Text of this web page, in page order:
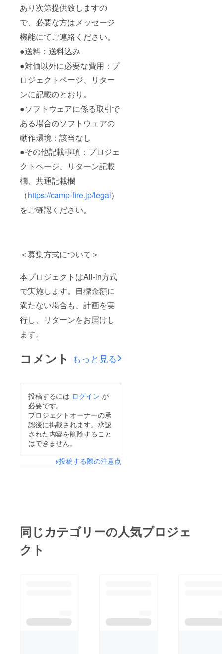
あり次第提供致しますの
で、必要な方はメッセージ
機能にてご連絡ください。
●送料：送料込み
●対価以外に必要な費用：プ
ロジェクトページ、リター
ンに記載のとおり。
●ソフトウェアに係る取引で
ある場合のソフトウェアの
動作環境：該当なし
●その他記載事項：プロジェ
クトページ、リターン記載
欄、共通記載欄
（https://camp-fire.jp/legal）
をご確認ください。
＜募集方式について＞
本プロジェクトはAll-in方式
で実施します。目標金額に
満たない場合も、計画を実
行し、リターンをお届けし
ます。
コメント もっと見る
投稿するには ログイン が
必要です。
プロジェクトオーナーの承
認後に掲載されます。承認
された内容を削除すること
はできません。
※投稿する際の注意点
同じカテゴリーの人気プロジェ
クト